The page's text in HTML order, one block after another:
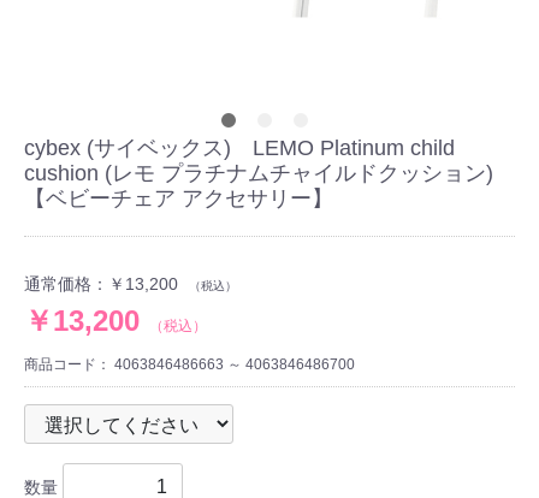
cybex (サイベックス) LEMO Platinum child
cushion (レモ プラチナムチャイルドクッション)
【ベビーチェア アクセサリー】
通常価格： ￥13,200 （税込）
￥13,200 （税込）
商品コード： 4063846486663 ～ 4063846486700
数量